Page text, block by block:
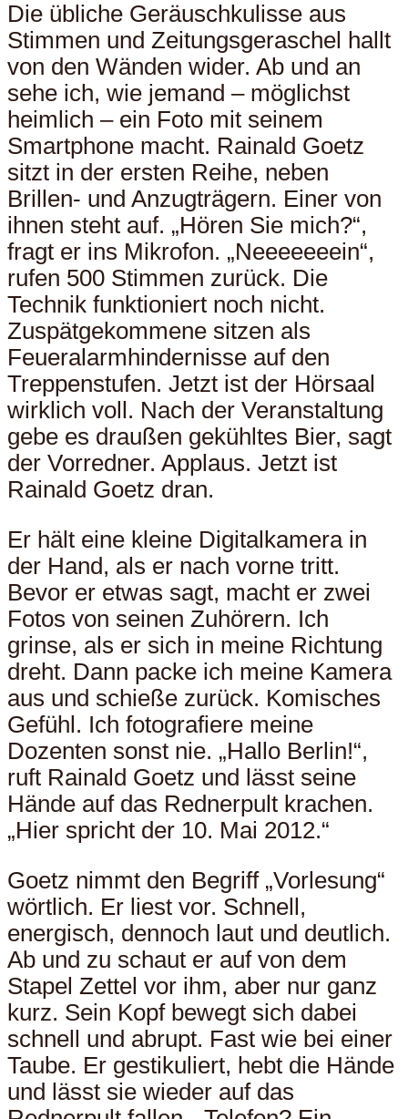
Die übliche Geräuschkulisse aus
Stimmen und Zeitungsgeraschel hallt
von den Wänden wider. Ab und an
sehe ich, wie jemand – möglichst
heimlich – ein Foto mit seinem
Smartphone macht. Rainald Goetz
sitzt in der ersten Reihe, neben
Brillen- und Anzugträgern. Einer von
ihnen steht auf. „Hören Sie mich?“,
fragt er ins Mikrofon. „Neeeeeeein“,
rufen 500 Stimmen zurück. Die
Technik funktioniert noch nicht.
Zuspätgekommene sitzen als
Feueralarmhindernisse auf den
Treppenstufen. Jetzt ist der Hörsaal
wirklich voll. Nach der Veranstaltung
gebe es draußen gekühltes Bier, sagt
der Vorredner. Applaus. Jetzt ist
Rainald Goetz dran.
Er hält eine kleine Digitalkamera in
der Hand, als er nach vorne tritt.
Bevor er etwas sagt, macht er zwei
Fotos von seinen Zuhörern. Ich
grinse, als er sich in meine Richtung
dreht. Dann packe ich meine Kamera
aus und schieße zurück. Komisches
Gefühl. Ich fotografiere meine
Dozenten sonst nie. „Hallo Berlin!“,
ruft Rainald Goetz und lässt seine
Hände auf das Rednerpult krachen.
„Hier spricht der 10. Mai 2012.“
Goetz nimmt den Begriff „Vorlesung“
wörtlich. Er liest vor. Schnell,
energisch, dennoch laut und deutlich.
Ab und zu schaut er auf von dem
Stapel Zettel vor ihm, aber nur ganz
kurz. Sein Kopf bewegt sich dabei
schnell und abrupt. Fast wie bei einer
Taube. Er gestikuliert, hebt die Hände
und lässt sie wieder auf das